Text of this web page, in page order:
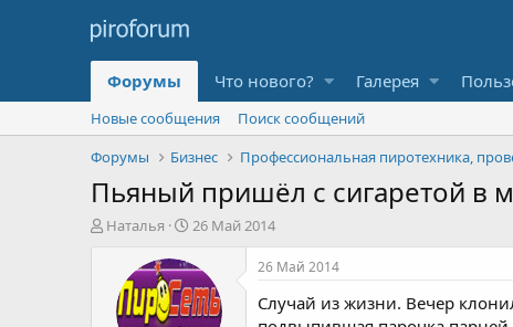
Форумы Что нового? Галерея
Новые сообщения
Поиск сообщений
Форумы
Бизнес
Пьяный пришёл с сигаретой в
А
Наталья
Д
т
а
н
26 Май 2014
26 Май 2014
Случай из жизни. Вечер